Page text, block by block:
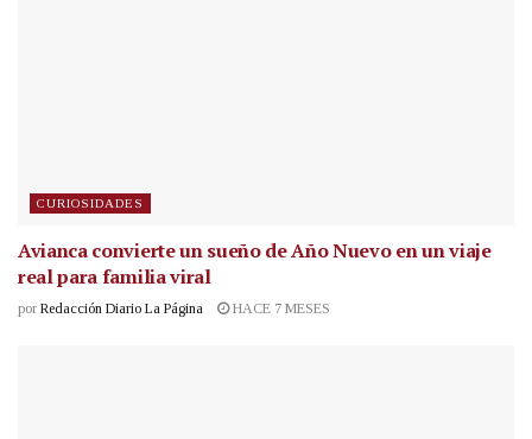
CURIOSIDADES
Avianca convierte un sueño de Año Nuevo en un viaje
real para familia viral
por Redacción Diario La Página HACE 7 MESES